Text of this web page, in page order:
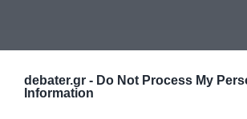
debater.gr - Do Not Process My
Information